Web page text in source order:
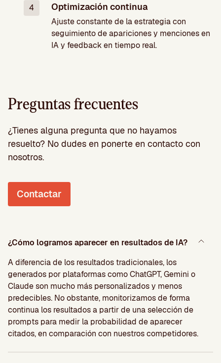
4 Optimización continua
Ajuste constante de la estrategia con
seguimiento de apariciones y menciones en
IA y feedback en tiempo real.
Preguntas frecuentes
¿Tienes alguna pregunta que no hayamos
resuelto? No dudes en ponerte en contacto con
nosotros.
Contactar
¿Cómo logramos aparecer en resultados de IA?
A diferencia de los resultados tradicionales, los
generados por plataformas como ChatGPT, Gemini o
Claude son mucho más personalizados y menos
predecibles. No obstante, monitorizamos de forma
continua los resultados a partir de una selección de
prompts para medir la probabilidad de aparecer
citados, en comparación con nuestros competidores.